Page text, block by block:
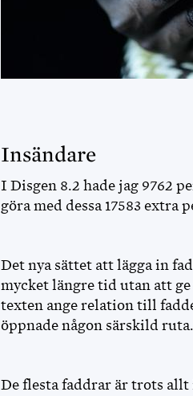
Insändare
I Disgen 8.2 hade jag 9762
göra med dessa 17583 extra
Det nya sättet att lägga in
mycket längre tid utan att
texten ange relation till
öppnade någon särskild ruta.
De flesta faddrar är trots allt